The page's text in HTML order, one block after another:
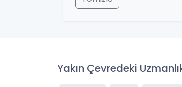
Yakın Çevredeki